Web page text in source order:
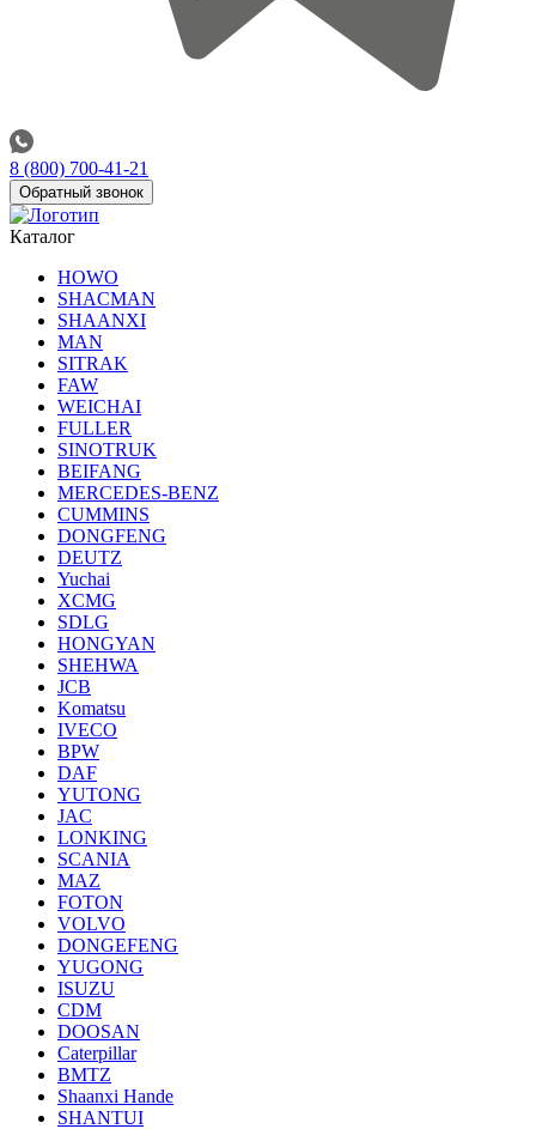
8 (800) 700-41-21
Обратный звонок
Каталог
HOWO
SHACMAN
SHAANXI
MAN
SITRAK
FAW
WEICHAI
FULLER
SINOTRUK
BEIFANG
MERCEDES-BENZ
CUMMINS
DONGFENG
DEUTZ
Yuchai
XCMG
SDLG
HONGYAN
SHEHWA
JCB
Komatsu
IVECO
BPW
DAF
YUTONG
JAC
LONKING
SCANIA
MAZ
FOTON
VOLVO
DONGEFENG
YUGONG
ISUZU
CDM
DOOSAN
Caterpillar
BMTZ
Shaanxi Hande
SHANTUI